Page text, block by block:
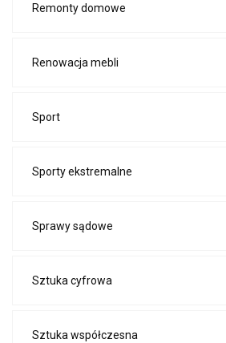
Remonty domowe
Renowacja mebli
Sport
Sporty ekstremalne
Sprawy sądowe
Sztuka cyfrowa
Sztuka współczesna